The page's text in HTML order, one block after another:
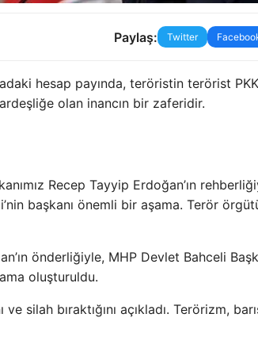
Paylaş: Twitter
hesap payında, teröristin terörist
olan inancın bir zaferidir.
Recep Tayyip Erdoğan’ın
başkanı önemli bir aşama. Terör
önderliğiyle, MHP Devlet Bahceli
oluşturuldu.
silah bıraktığını açıkladı. Terörizm,